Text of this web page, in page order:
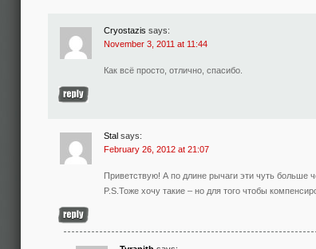
Cryostazis says:
November 3, 2011 at 11:44
Как всё просто, отлично, спасибо.
Stal says:
February 26, 2012 at 21:07
Приветствую! А по длине рычаги эти чуть больше
P.S.Тоже хочу такие – но для того чтобы